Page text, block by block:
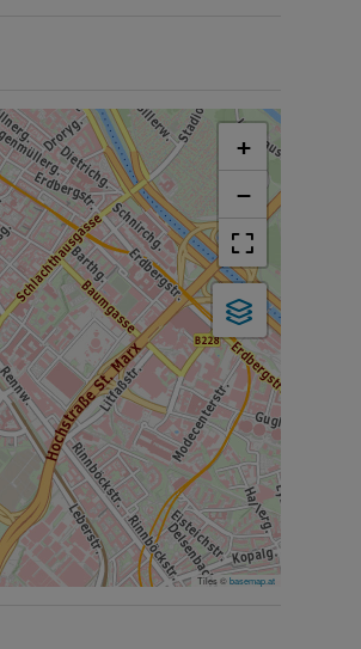
+
−
Tiles ©basemap.at